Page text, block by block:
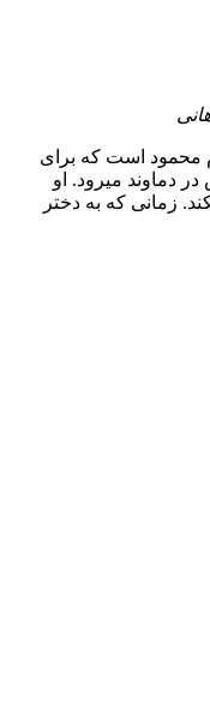
محمود است که برای
دماوند میرود. او
زمانی که به دختر